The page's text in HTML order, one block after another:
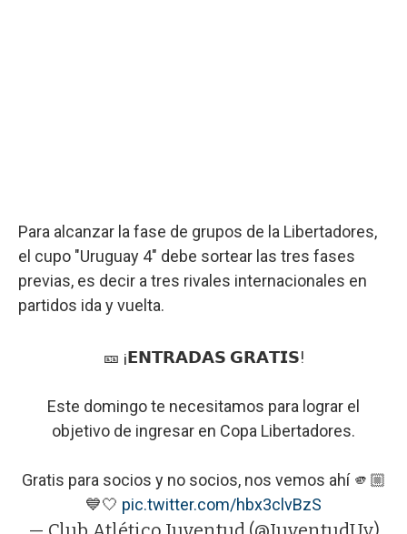
Para alcanzar la fase de grupos de la Libertadores,
el cupo "Uruguay 4" debe sortear las tres fases
previas, es decir a tres rivales internacionales en
partidos ida y vuelta.
🎫 ¡𝗘𝗡𝗧𝗥𝗔𝗗𝗔𝗦 𝗚𝗥𝗔𝗧𝗜𝗦!
Este domingo te necesitamos para lograr el
objetivo de ingresar en Copa Libertadores.
Gratis para socios y no socios, nos vemos ahí 🫵🏼
💙🤍 pic.twitter.com/hbx3clvBzS